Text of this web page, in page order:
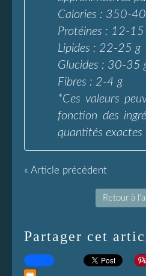
Calories : 350-
Protéines : 12-15
Lipides : 22-25 g
Glucides : 30-35
Fibres : 2-4 g
*Ces valeurs
fonction des
quantités exactes
« Article précédent
Retour à
Partager cet